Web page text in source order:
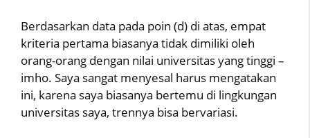
Berdasarkan data pada poin (d) di atas, empat
kriteria pertama biasanya tidak dimiliki oleh
orang-orang dengan nilai universitas yang tinggi –
imho. Saya sangat menyesal harus mengatakan
ini, karena saya biasanya bertemu di lingkungan
universitas saya, trennya bisa bervariasi.